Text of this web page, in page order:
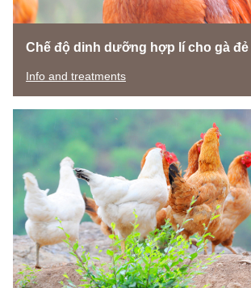
Chế độ dinh dưỡng hợp lí cho gà đẻ
Info and treatments